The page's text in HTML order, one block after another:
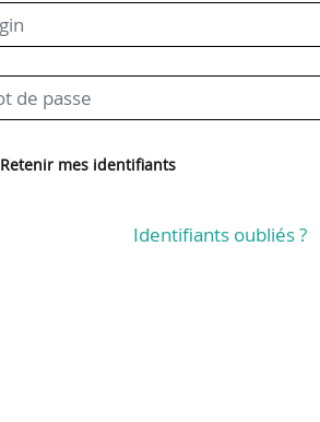
Retenir mes identifiants
Identifiants oubliés ?